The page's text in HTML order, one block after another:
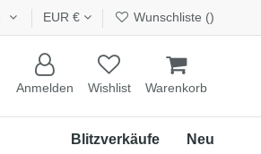
EUR € Wunschliste ()
Anmelden Wishlist Warenkorb
Neu
Blitzverkäufe